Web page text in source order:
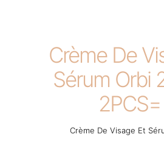
Crème De
Sérum Orbi
2PCS=
Crème De Visage Et